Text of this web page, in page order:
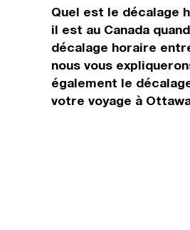
Quel est le décalage
il est au Canada
décalage horaire
nous vous
également le
votre voyage à